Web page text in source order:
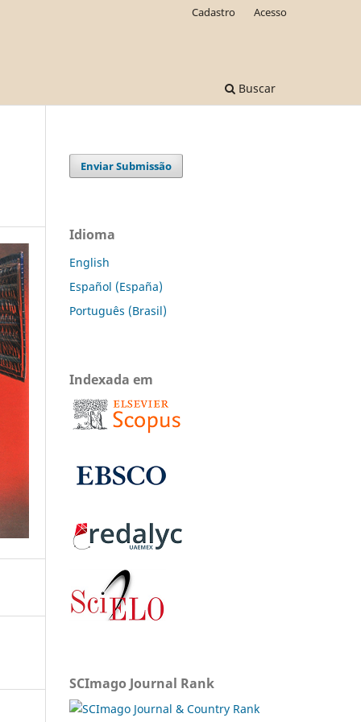
Buscar
Cadastro Acesso
Enviar Submissão
Idioma
English
Español (España)
Português (Brasil)
Indexada em
SCImago Journal Rank